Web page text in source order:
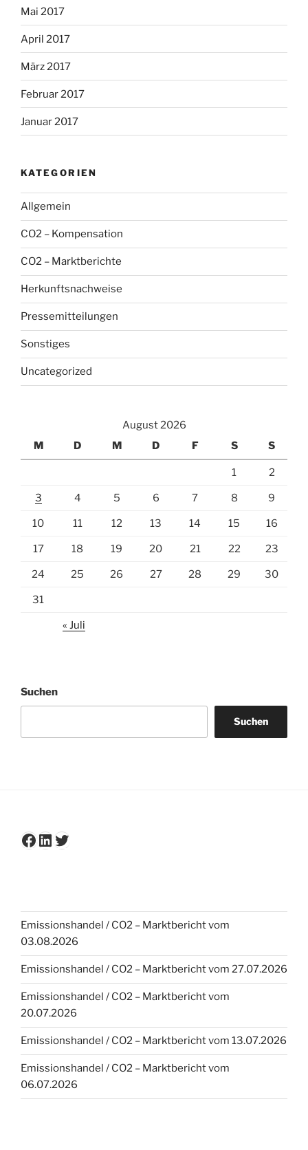
Mai 2017
April 2017
März 2017
Februar 2017
Januar 2017
KATEGORIEN
Allgemein
CO2 – Kompensation
CO2 – Marktberichte
Herkunftsnachweise
Pressemitteilungen
Sonstiges
Uncategorized
August 2026
M
D M D F S S
1 2
3 4 5 6 7 8 9
10 11 12 13 14 15 16
17 18 19 20 21 22 23
24 25 26 27 28 29 30
31
« Juli
Suchen
Suchen
Facebook
LinkedIn
Twitter
Emissionshandel / CO2 – Marktbericht vom
03.08.2026
Emissionshandel / CO2 – Marktbericht vom 27.07.2026
Emissionshandel / CO2 – Marktbericht vom
20.07.2026
Emissionshandel / CO2 – Marktbericht vom 13.07.2026
Emissionshandel / CO2 – Marktbericht vom
06.07.2026